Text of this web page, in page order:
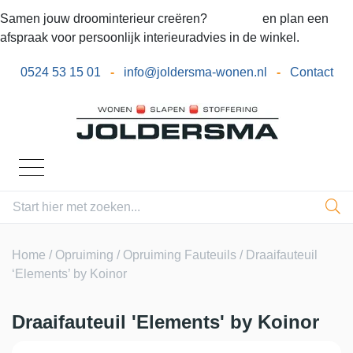
Samen jouw droominterieur creëren?
en plan een
afspraak voor persoonlijk interieuradvies in de winkel.
0524 53 15 01 - info@joldersma-wonen.nl - Contact
Home / Opruiming / Opruiming Fauteuils / Draaifauteuil
‘Elements’ by Koinor
Draaifauteuil 'Elements' by Koinor